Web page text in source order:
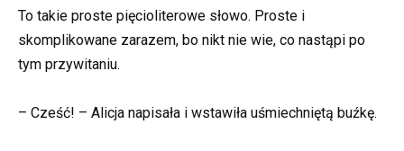
To takie proste pięcioliterowe słowo. Proste i
skomplikowane zarazem, bo nikt nie wie, co nastąpi po
tym przywitaniu.
– Cześć! – Alicja napisała i wstawiła uśmiechniętą buźkę.